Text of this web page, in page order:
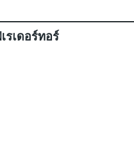
รเดอร์ทอร์